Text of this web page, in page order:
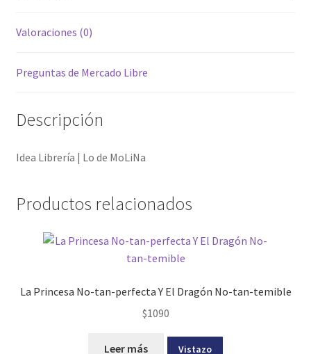
Valoraciones (0)
Preguntas de Mercado Libre
Descripción
Idea Librería | Lo de MoLiNa
Productos relacionados
La Princesa No-tan-perfecta Y El Dragón No-tan-temible
$1090
Leer más Vistazo